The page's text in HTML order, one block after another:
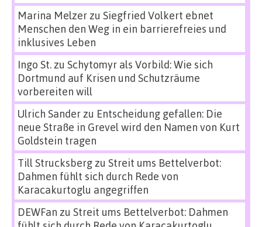
Marina Melzerzu Siegfried Volkert ebnet
Menschen den Weg in ein barrierefreies und
inklusives Leben
Ingo St.zu Schytomyr als Vorbild: Wie sich
Dortmund auf Krisen und Schutzräume
vorbereiten will
Ulrich Sanderzu Entscheidung gefallen: Die
neue Straße in Grevel wird den Namen von Kurt
Goldstein tragen
Till Strucksbergzu Streit ums Bettelverbot:
Dahmen fühlt sich durch Rede von
Karacakurtoglu angegriffen
DEWFan zu Streit ums Bettelverbot: Dahmen